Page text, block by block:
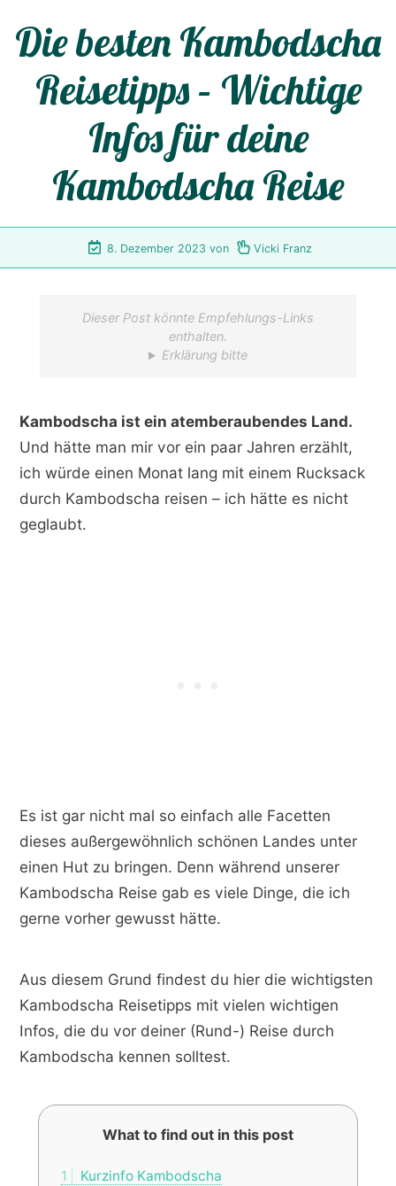
Die besten Kambodscha
Reisetipps – Wichtige
Infos für deine
Kambodscha Reise
8. Dezember 2023 von Vicki Franz
Dieser Post könnte Empfehlungs-Links
enthalten.
Erklärung bitte
Kambodscha ist ein atemberaubendes Land.
Und hätte man mir vor ein paar Jahren erzählt,
ich würde einen Monat lang mit einem Rucksack
durch Kambodscha reisen – ich hätte es nicht
geglaubt.
Es ist gar nicht mal so einfach alle Facetten
dieses außergewöhnlich schönen Landes unter
einen Hut zu bringen. Denn während unserer
Kambodscha Reise gab es viele Dinge, die ich
gerne vorher gewusst hätte.
Aus diesem Grund findest du hier die wichtigsten
Kambodscha Reisetipps mit vielen wichtigen
Infos, die du vor deiner (Rund-) Reise durch
Kambodscha kennen solltest.
What to find out in this post
1
Kurzinfo Kambodscha